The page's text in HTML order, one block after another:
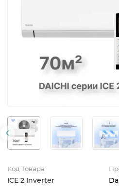
Код Товара
ICE 2 Inverter